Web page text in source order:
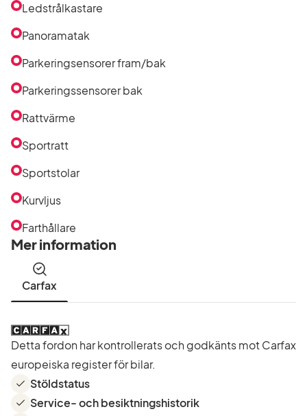
Ledstrålkastare
Panoramatak
Parkeringsensorer fram/bak
Parkeringssensorer bak
Rattvärme
Sportratt
Sportstolar
Kurvljus
Farthållare
Mer information
Carfax
Detta fordon har kontrollerats och godkänts mot Carfax
europeiska register för bilar.
Stöldstatus
Service- och besiktningshistorik